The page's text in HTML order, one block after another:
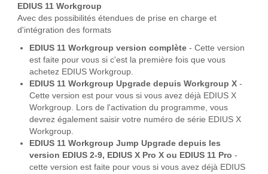
EDIUS 11 Workgroup
Avec des possibilités étendues de prise en charge et
d'intégration des formats
EDIUS 11 Workgroup version complète- Cette version
est faite pour vous si c'est la première fois que vous
achetez EDIUS Workgroup.
EDIUS 11 Workgroup Upgrade depuis Workgroup X-
Cette version est pour vous si vous avez déjà EDIUS X
Workgroup. Lors de l'activation du programme, vous
devrez également saisir votre numéro de série EDIUS X
Workgroup.
EDIUS 11 Workgroup Jump Upgrade depuis les
version EDIUS 2-9, EDIUS X Pro X ou EDIUS 11 Pro -
cette version est faite pour vous si vous avez déjà EDIUS